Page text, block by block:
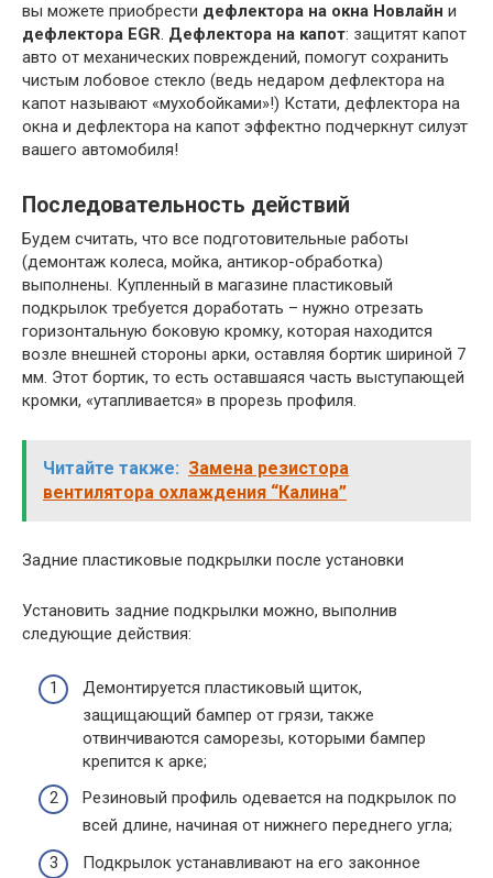
вы можете приобрести дефлектора на окна Новлайн и
дефлектора EGR. Дефлектора на капот: защитят капот
авто от механических повреждений, помогут сохранить
чистым лобовое стекло (ведь недаром дефлектора на
капот называют «мухобойками»!) Кстати, дефлектора на
окна и дефлектора на капот эффектно подчеркнут силуэт
вашего автомобиля!
Последовательность действий
Будем считать, что все подготовительные работы
(демонтаж колеса, мойка, антикор-обработка)
выполнены. Купленный в магазине пластиковый
подкрылок требуется доработать – нужно отрезать
горизонтальную боковую кромку, которая находится
возле внешней стороны арки, оставляя бортик шириной 7
мм. Этот бортик, то есть оставшаяся часть выступающей
кромки, «утапливается» в прорезь профиля.
Читайте также: Замена резистора
вентилятора охлаждения “Калина”
Задние пластиковые подкрылки после установки
Установить задние подкрылки можно, выполнив
следующие действия:
Демонтируется пластиковый щиток,
защищающий бампер от грязи, также
отвинчиваются саморезы, которыми бампер
крепится к арке;
Резиновый профиль одевается на подкрылок по
всей длине, начиная от нижнего переднего угла;
Подкрылок устанавливают на его законное